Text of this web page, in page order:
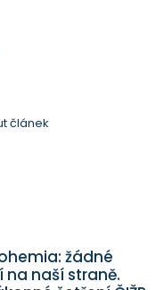
článek
žádné
na naší straně.